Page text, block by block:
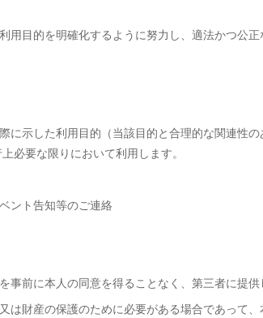
用目的を明確化するように努力し、適法かつ公
に示した利用目的（当該目的と合理的な関連性
必要な限りにおいて利用します。
ント告知等のご連絡
事前に本人の同意を得ることなく、第三者に提供
は財産の保護のために必要がある場合であって